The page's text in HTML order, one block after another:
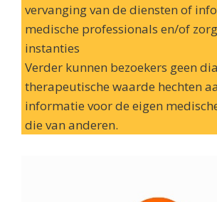
vervanging van de diensten of
medische professionals en/of
instanties
Verder kunnen bezoekers geen
therapeutische waarde hechten
informatie voor de eigen
die van anderen.